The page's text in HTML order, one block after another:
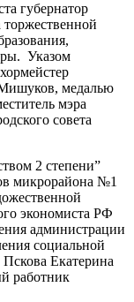
губернатор
Указом
Мишуков, медалью
мэра
совета
2 степени”
микрорайона №1
экономиста РФ
администрации
социальной
Екатерина
работник